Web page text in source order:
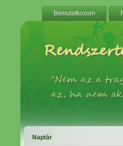
Bemutatkozom
"Nem az a
az, ha nem
Naptár